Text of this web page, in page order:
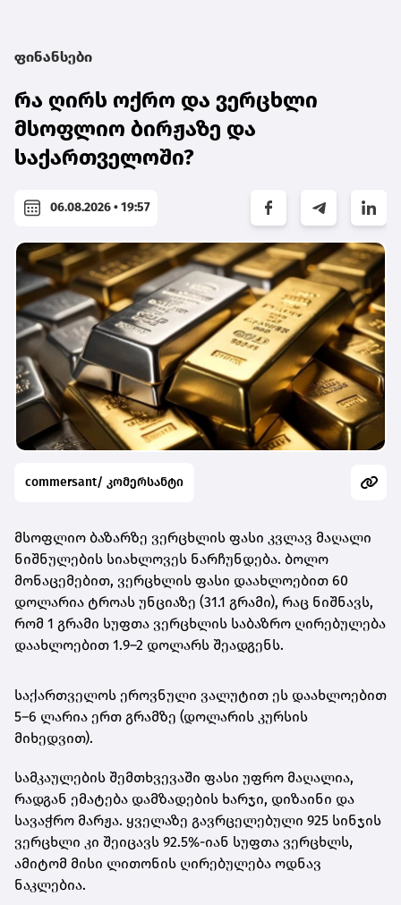
ფინანსები
რა ღირს ოქრო და ვერცხლი
მსოფლიო ბირჟაზე და
საქართველოში?
06.08.2026 • 19:57
commersant/ კომერსანტი
მსოფლიო ბაზარზე ვერცხლის ფასი კვლავ მაღალი
ნიშნულების სიახლოვეს ნარჩუნდება. ბოლო
მონაცემებით, ვერცხლის ფასი დაახლოებით 60
დოლარია ტროას უნციაზე (31.1 გრამი), რაც ნიშნავს,
რომ 1 გრამი სუფთა ვერცხლის საბაზრო ღირებულება
დაახლოებით 1.9–2 დოლარს შეადგენს.
საქართველოს ეროვნული ვალუტით ეს დაახლოებით
5–6 ლარია ერთ გრამზე (დოლარის კურსის
მიხედვით).
სამკაულების შემთხვევაში ფასი უფრო მაღალია,
რადგან ემატება დამზადების ხარჯი, დიზაინი და
სავაჭრო მარჟა. ყველაზე გავრცელებული 925 სინჯის
ვერცხლი კი შეიცავს 92.5%-იან სუფთა ვერცხლს,
ამიტომ მისი ლითონის ღირებულება ოდნავ
ნაკლებია.